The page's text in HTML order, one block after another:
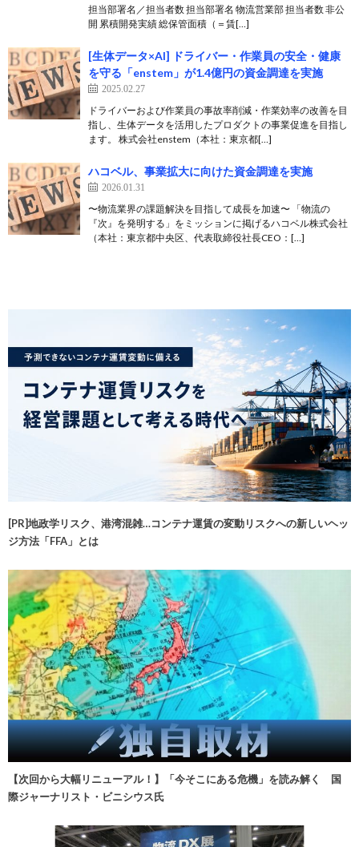
担当部署名／担当者数 担当部署名 物流営業部 担当者数 非公
開 累積開発実績 総保管面積（＝賃[…]
[生体データ×AI] ドライバー・作業員の安全・健康
を守る「enstem」が1.4億円の資金調達を実施
2025.02.27
ドライバーおよび作業員の事故率削減・作業効率の改善を目
指し、生体データを活用したプロダクトの事業促進を目指し
ます。 株式会社enstem（本社：東京都[…]
ハコベル、事業拡大に向けた資金調達を実施
2026.01.31
〜物流業界の課題解決を目指して成長を加速〜 「物流の
『次』を発明する」をミッションに掲げるハコベル株式会社
（本社：東京都中央区、代表取締役社長CEO：[…]
[PR]地政学リスク、港湾混雑…コンテナ運賃の変動リスクへの新しいヘッ
ジ方法「FFA」とは
【次回から大幅リニューアル！】「今そこにある危機」を読み解く 国
際ジャーナリスト・ビニシウス氏